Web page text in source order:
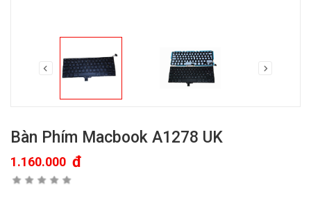
Bàn Phím Macbook A1278 UK
1.160.000 đ